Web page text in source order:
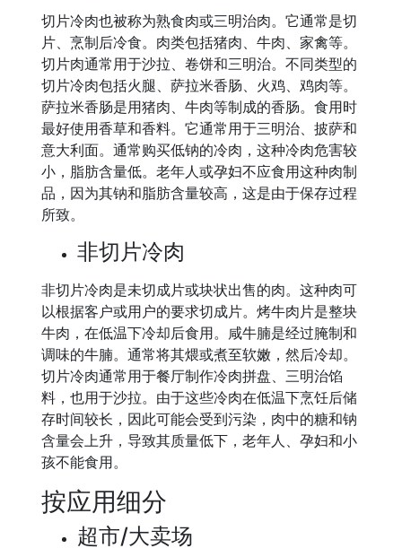
切片冷肉也被称为熟食肉或三明治肉。它通常是切
片、烹制后冷食。肉类包括猪肉、牛肉、家禽等。
切片肉通常用于沙拉、卷饼和三明治。不同类型的
切片冷肉包括火腿、萨拉米香肠、火鸡、鸡肉等。
萨拉米香肠是用猪肉、牛肉等制成的香肠。食用时
最好使用香草和香料。它通常用于三明治、披萨和
意大利面。通常购买低钠的冷肉，这种冷肉危害较
小，脂肪含量低。老年人或孕妇不应食用这种肉制
品，因为其钠和脂肪含量较高，这是由于保存过程
所致。
非切片冷肉
非切片冷肉是未切成片或块状出售的肉。这种肉可
以根据客户或用户的要求切成片。烤牛肉片是整块
牛肉，在低温下冷却后食用。咸牛腩是经过腌制和
调味的牛腩。通常将其煨或煮至软嫩，然后冷却。
切片冷肉通常用于餐厅制作冷肉拼盘、三明治馅
料，也用于沙拉。由于这些冷肉在低温下烹饪后储
存时间较长，因此可能会受到污染，肉中的糖和钠
含量会上升，导致其质量低下，老年人、孕妇和小
孩不能食用。
按应用细分
超市/大卖场